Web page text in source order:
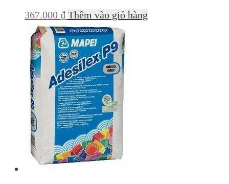
367.000 ₫ Thêm vào giỏ hàng